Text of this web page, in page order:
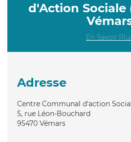
d'Action Sociale
En Savoir
Adresse
Centre Communal d'action
5, rue Léon-Bouchard
95470 Vémars